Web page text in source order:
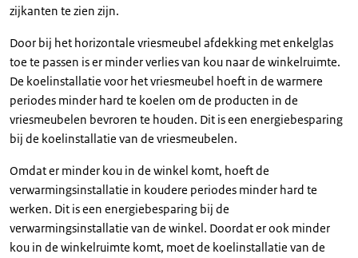
zijkanten te zien zijn.
Door bij het horizontale vriesmeubel afdekking met enkelglas
toe te passen is er minder verlies van kou naar de winkelruimte.
De koelinstallatie voor het vriesmeubel hoeft in de warmere
periodes minder hard te koelen om de producten in de
vriesmeubelen bevroren te houden. Dit is een energiebesparing
bij de koelinstallatie van de vriesmeubelen.
Omdat er minder kou in de winkel komt, hoeft de
verwarmingsinstallatie in koudere periodes minder hard te
werken. Dit is een energiebesparing bij de
verwarmingsinstallatie van de winkel. Doordat er ook minder
kou in de winkelruimte komt, moet de koelinstallatie van de